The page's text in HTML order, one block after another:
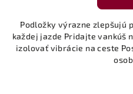
Podložky výrazne zlepšujú
každej jazde Pridajte vankúš
izolovať vibrácie na ceste